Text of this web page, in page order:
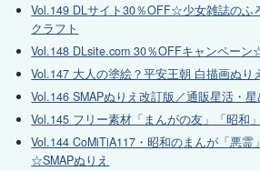
Vol.149 DLサイト30％OFF☆少女雑誌のふ
クラフト
Vol.148 DLsite.com 30％OFFキャンペーン
Vol.147 大人の塗絵？平安王朝 白描画ぬり
Vol.146 SMAPぬりえ改訂版／通販星活・
Vol.145 フリー素材「まんがの友」「昭和
Vol.144 CoMiTiA117・昭和のまんが「悪霊
☆SMAPぬりえ